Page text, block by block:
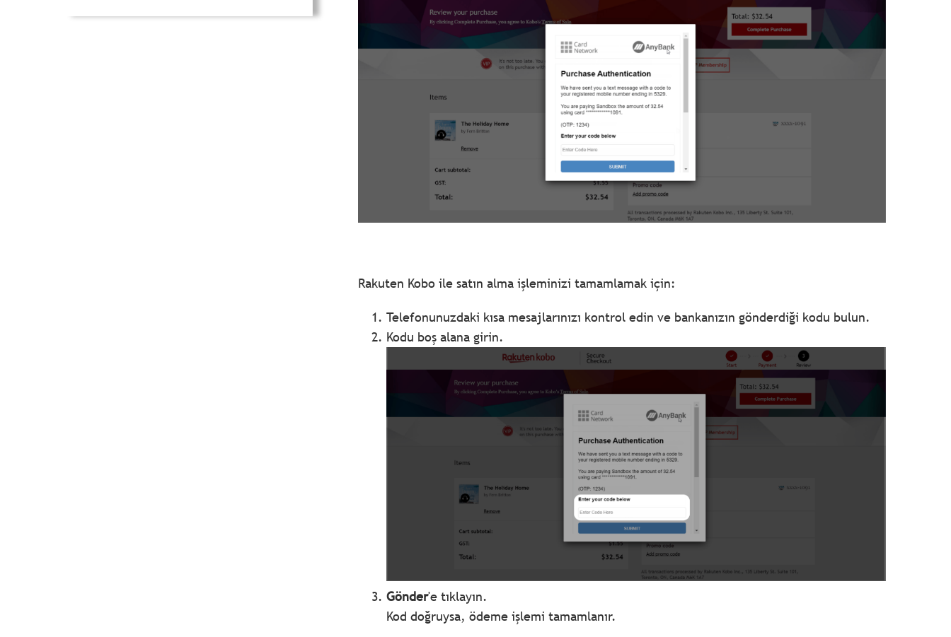
Rakuten Kobo ile satın alma işleminizi tamamlamak için:
Telefonunuzdaki kısa mesajlarınızı kontrol edin ve bankanızın gönderdiği kodu bulun.
Kodu boş alana girin.
Gönder'e tıklayın.
Kod doğruysa, ödeme işlemi tamamlanır.